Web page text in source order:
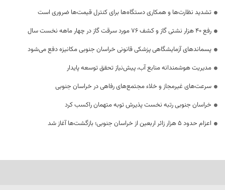
تشدید نظارت‌ها و همکاری دستگاه‌ها برای کنترل قیمت‌ها ضروری است
رفع 40 هزار نشتی گاز و کشف 76 مورد سرقت گاز در چهار ماهه نخست سال
پسماندهای آزمایشگاهی پزشکی قانونی خراسان جنوبی مکانیزه دفع می‌شود
مدیریت هوشمندانه منابع آب، پیش‌نیاز تحقق توسعه پایدار
سرعت‌های غیرمجاز و خلاء مجتمع‌های رفاهی در خراسان جنوبی
خراسان جنوبی رتبه نخست پذیرش توبه متهمان راکسب کرد
اعزام حدود 5 هزار زائر اربعین از خراسان جنوبی؛ بازگشت‌ها آغاز شد